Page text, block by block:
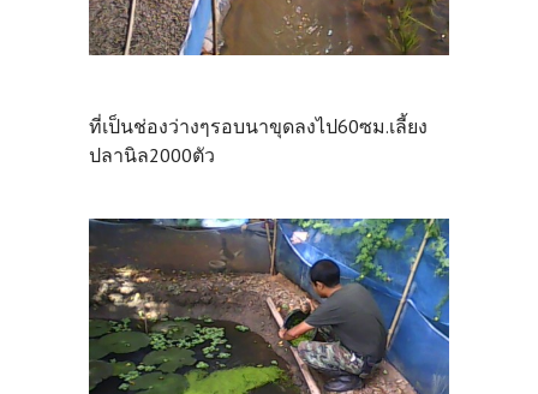
ที่เป็นช่องว่างๆรอบนาขุดลงไป60ซม.เลี้ยง
ปลานิล2000ตัว